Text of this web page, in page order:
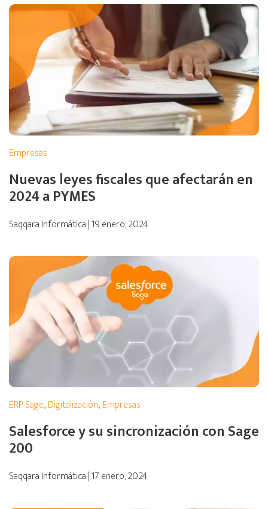
Empresas
Nuevas leyes fiscales que afectarán en
2024 a PYMES
Saqqara Informática | 19 enero, 2024
ERP Sage,Digitalización,Empresas
Salesforce y su sincronización con Sage
200
Saqqara Informática | 17 enero, 2024